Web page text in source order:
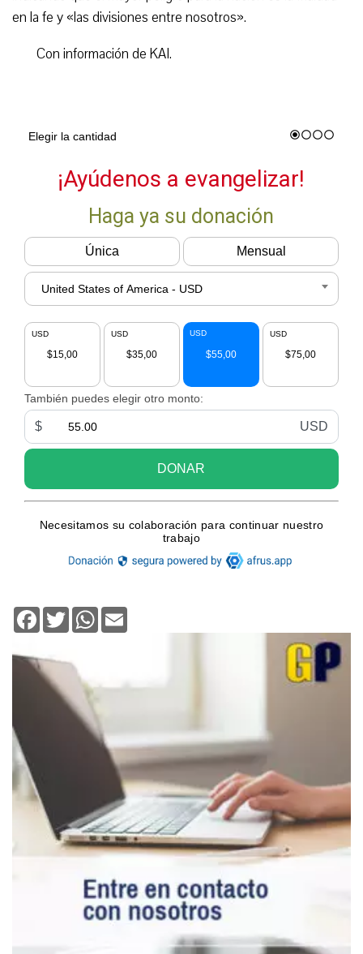
en la fe y «las divisiones entre nosotros».
Con información de KAI.
Facebook
TwitterWhatsApp